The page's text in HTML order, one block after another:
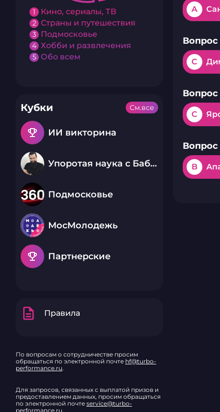
1 Кино, сериалы, ТВ
2 Страны и путешествия
3 Подмосковье
4 Хобби и развлечения
5 Обо всем
Кубки
emoji_events ИИ викторина
Упоротая наука с Бабаем Лютым
Подмосковье
МосМолодежь
emoji_events Партнерские
См.все
description Правила
По вопросам о сотрудничестве просим
обращаться по электронной почте hf@turbo-
performance.ru.
Для запросов, связанных с выплатой призов и
предоставлением данных, просим обращаться
по электронной почте service@turbo-
performance.ru.
A
Вопрос
C
Вопрос
C
Вопрос
B